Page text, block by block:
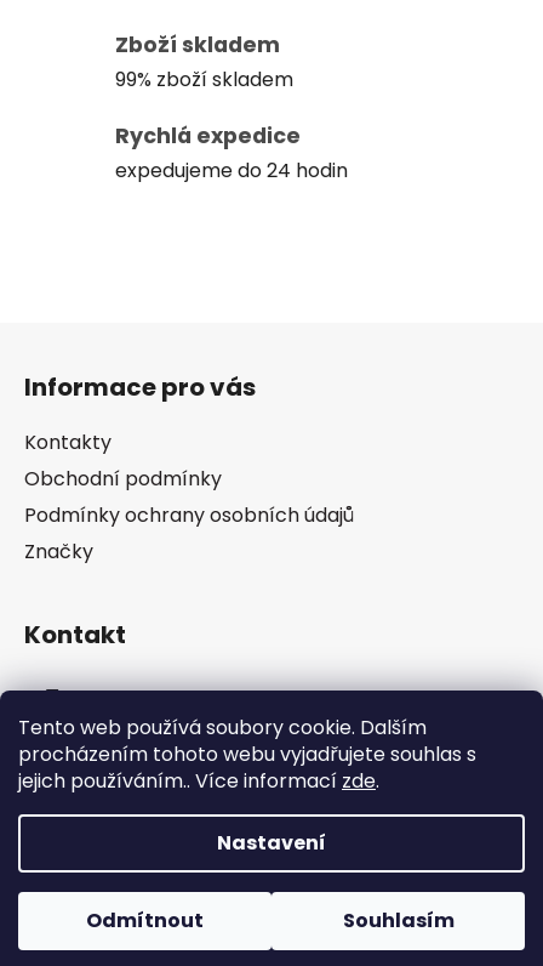
Tento web používá soubory cookie. Dalším
procházením tohoto webu vyjadřujete souhlas s
jejich používáním.. Více informací zde.
Nastavení
Odmítnout Souhlasím
Zboží skladem
99% zboží skladem
Rychlá expedice
expedujeme do 24 hodin
Informace pro vás
Kontakty
Obchodní podmínky
Podmínky ochrany osobních údajů
Značky
Kontakt
info@pip-zevl.cz
605 871 228
Vytvořil Shoptet
Copyright 2026
. Všechna práva
vyhrazena.Upravit nastavení cookies